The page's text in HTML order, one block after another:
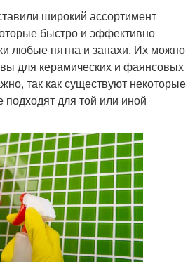
широкий ассортимент
быстро и эффективно
любые пятна и запахи. Их можно
для керамических и фаянсовых
так как существуют некоторые
для той или иной